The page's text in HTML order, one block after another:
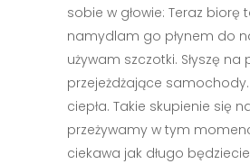
sobie w głowie: Teraz biorę
namydlam go płynem do
używam szczotki. Słyszę na
przejeżdżające
ciepła. Takie skupienie się
przeżywamy w tym
ciekawa jak długo